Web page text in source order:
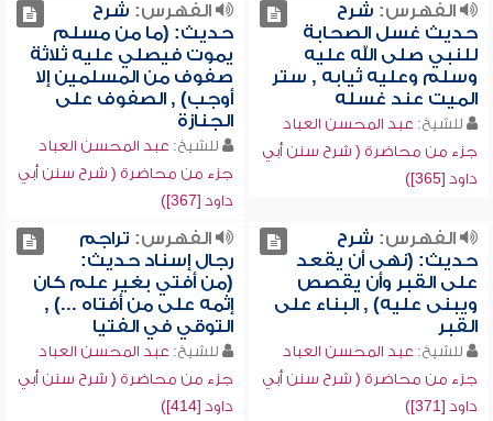
الفهرس: شرح
حديث غسل الصحابة
للنبي صلى الله عليه
وسلم وعليه ثيابه , ستر
الميت عند غسله
للشيخ: عبد المحسن العباد
جزء من محاضرة ( شرح سنن أبي
داود [365])
الفهرس: شرح
حديث: (ما من مسلم
يموت فيصلي عليه ثلاثة
صفوف من المسلمين إلا
أوجب) , الصفوف على
الجنازة
للشيخ: عبد المحسن العباد
جزء من محاضرة ( شرح سنن أبي
داود [367])
الفهرس: شرح
حديث: (نهى أن يقعد
على القبر وأن يقصص
ويبنى عليه) , البناء على
القبر
للشيخ: عبد المحسن العباد
جزء من محاضرة ( شرح سنن أبي
داود [371])
الفهرس: تراجم
رجال إسناد حديث:
(من أفتي بغير علم كان
إثمه على من أفتاه ...) ,
التوقي في الفتيا
للشيخ: عبد المحسن العباد
جزء من محاضرة ( شرح سنن أبي
داود [414])